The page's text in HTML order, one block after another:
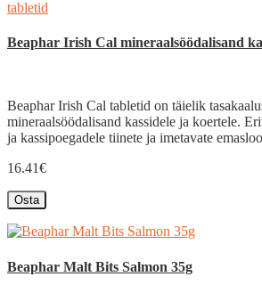
Beaphar Irish Cal mineraalsöödalisand
Beaphar Irish Cal tabletid on täielik
mineraalsöödalisand kassidele ja koertele.
ja kassipoegadele tiinete ja imetavate
16.41€
Osta
Beaphar Malt Bits Salmon 35g